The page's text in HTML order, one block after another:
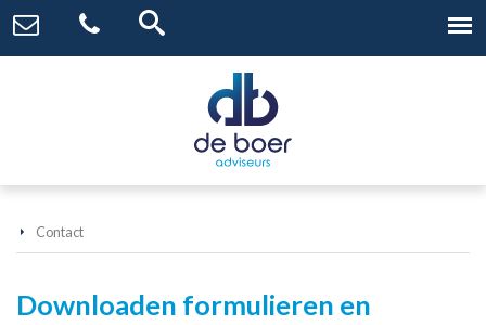
Contact
Downloaden formulieren en